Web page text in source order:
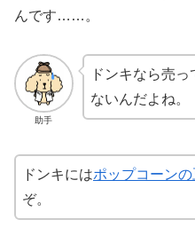
んです……。
助手
ドンキなら売
ないんだよね。
ドンキにはポップコーンの
ぞ。